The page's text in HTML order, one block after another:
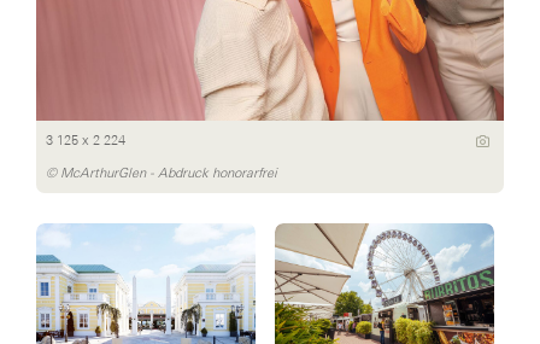
3 125 x 2 224
© McArthurGlen - Abdruck honorarfrei